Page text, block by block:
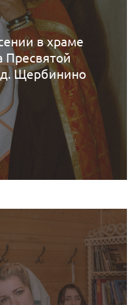
в храме
Пресвятой
Щербинино